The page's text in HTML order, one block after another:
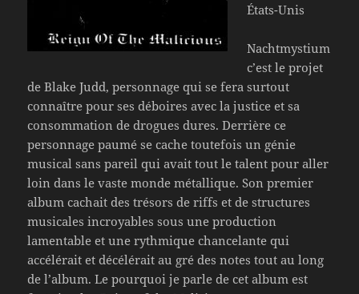
États-Unis
Nachtmystium
c’est le projet
de Blake Judd, personnage qui se fera surtout
connaître pour ses déboires avec la justice et sa
consommation de drogues dures. Derrière ce
personnage paumé se cache toutefois un génie
musical sans pareil qui avait tout le talent pour aller
loin dans le vaste monde métallique. Son premier
album cachait des trésors de riffs et de structures
musicales incroyables sous une production
lamentable et une rythmique chancelante qui
accélérait et décélérait au gré des notes tout au long
de l’album. Le pourquoi je parle de cet album est